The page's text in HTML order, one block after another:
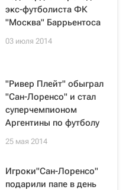
экс-футболиста ФК
"Москва" Баррьентоса
03 июля 2014
"Ривер Плейт" обыграл
"Сан-Лоренсо" и стал
суперчемпионом
Аргентины по футболу
25 мая 2014
Игроки"Сан-Лоренсо"
подарили папе в день